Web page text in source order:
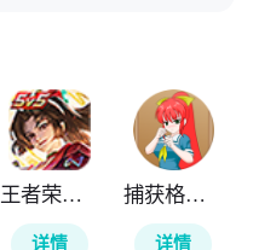
王者荣耀全球国际服
详情
捕获格斗娘
详情